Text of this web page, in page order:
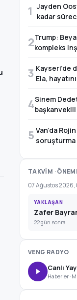
1 Jayden
kadar
2Trump:
kompleks
3 Kayseri’de
Ela,
4Sinem
5 Van’da
soruşturma
TAKVİM ·
07 Ağustos 2026,
YAKLAŞAN
Zafer
22 gün sonra
VENG RADYO
Canlı
Haberler ·